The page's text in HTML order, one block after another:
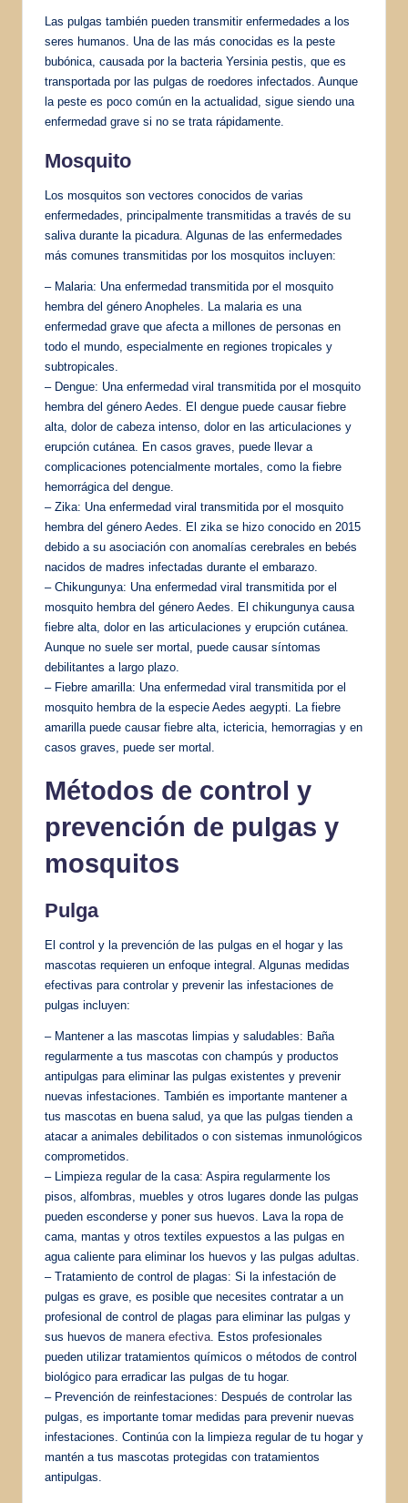
Las pulgas también pueden transmitir enfermedades a los
seres humanos. Una de las más conocidas es la peste
bubónica, causada por la bacteria Yersinia pestis, que es
transportada por las pulgas de roedores infectados. Aunque
la peste es poco común en la actualidad, sigue siendo una
enfermedad grave si no se trata rápidamente.
Mosquito
Los mosquitos son vectores conocidos de varias
enfermedades, principalmente transmitidas a través de su
saliva durante la picadura. Algunas de las enfermedades
más comunes transmitidas por los mosquitos incluyen:
– Malaria: Una enfermedad transmitida por el mosquito
hembra del género Anopheles. La malaria es una
enfermedad grave que afecta a millones de personas en
todo el mundo, especialmente en regiones tropicales y
subtropicales.
– Dengue: Una enfermedad viral transmitida por el mosquito
hembra del género Aedes. El dengue puede causar fiebre
alta, dolor de cabeza intenso, dolor en las articulaciones y
erupción cutánea. En casos graves, puede llevar a
complicaciones potencialmente mortales, como la fiebre
hemorrágica del dengue.
– Zika: Una enfermedad viral transmitida por el mosquito
hembra del género Aedes. El zika se hizo conocido en 2015
debido a su asociación con anomalías cerebrales en bebés
nacidos de madres infectadas durante el embarazo.
– Chikungunya: Una enfermedad viral transmitida por el
mosquito hembra del género Aedes. El chikungunya causa
fiebre alta, dolor en las articulaciones y erupción cutánea.
Aunque no suele ser mortal, puede causar síntomas
debilitantes a largo plazo.
– Fiebre amarilla: Una enfermedad viral transmitida por el
mosquito hembra de la especie Aedes aegypti. La fiebre
amarilla puede causar fiebre alta, ictericia, hemorragias y en
casos graves, puede ser mortal.
Métodos de control y
prevención de pulgas y
mosquitos
Pulga
El control y la prevención de las pulgas en el hogar y las
mascotas requieren un enfoque integral. Algunas medidas
efectivas para controlar y prevenir las infestaciones de
pulgas incluyen:
– Mantener a las mascotas limpias y saludables: Baña
regularmente a tus mascotas con champús y productos
antipulgas para eliminar las pulgas existentes y prevenir
nuevas infestaciones. También es importante mantener a
tus mascotas en buena salud, ya que las pulgas tienden a
atacar a animales debilitados o con sistemas inmunológicos
comprometidos.
– Limpieza regular de la casa: Aspira regularmente los
pisos, alfombras, muebles y otros lugares donde las pulgas
pueden esconderse y poner sus huevos. Lava la ropa de
cama, mantas y otros textiles expuestos a las pulgas en
agua caliente para eliminar los huevos y las pulgas adultas.
– Tratamiento de control de plagas: Si la infestación de
pulgas es grave, es posible que necesites contratar a un
profesional de control de plagas para eliminar las pulgas y
sus huevos de manera efectiva . Estos profesionales
pueden utilizar tratamientos químicos o métodos de control
biológico para erradicar las pulgas de tu hogar.
– Prevención de reinfestaciones: Después de controlar las
pulgas, es importante tomar medidas para prevenir nuevas
infestaciones. Continúa con la limpieza regular de tu hogar y
mantén a tus mascotas protegidas con tratamientos
antipulgas.